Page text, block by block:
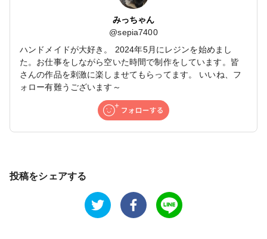
みっちゃん
@sepia7400
ハンドメイドが大好き。 2024年5月にレジンを始めまし
た。お仕事をしながら空いた時間で制作をしています。皆
さんの作品を刺激に楽しませてもらってます。 いいね、フ
ォロー有難うございます～
投稿をシェアする